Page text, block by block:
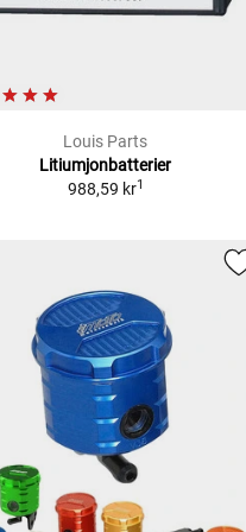
Louis Parts
Litiumjonbatterier
988,59 kr1